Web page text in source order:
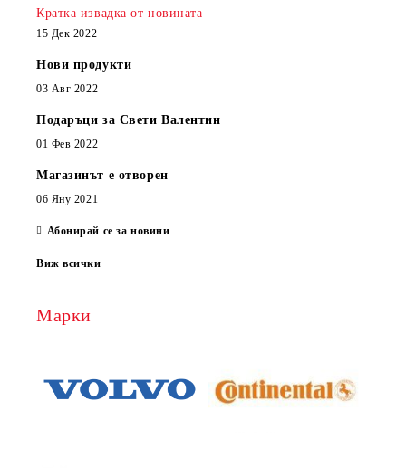
Кратка извадка от новината
15 Дек 2022
Нови продукти
03 Авг 2022
Подаръци за Свети Валентин
01 Фев 2022
Магазинът е отворен
06 Яну 2021
Абонирай се за новини
Виж всички
Марки